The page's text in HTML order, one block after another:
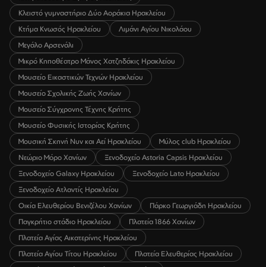
Κλειστό γυμναστήριο Δύο Αοράκια Ηρακλείου
Κτήμα Κνωσός Ηρακλείου
Λιμάνι Αγίου Νικολάου
Μεγάλο Αρσενάλι
Μικρό Κηποθέατρο Μάνος Χατζηδάκις Ηρακλείου
Μουσείο Εικαστικών Τεχνών Ηρακλείου
Μουσείο Σχολικής Ζωής Χανίων
Μουσείο Σύγχρονης Τέχνης Κρήτης
Μουσείο Φυσικής Ιστορίας Κρήτης
Μουσική Σκηνή Νυν και Αεί Ηρακλείου
Μύλος club Ηρακλείου
Νεώριο Μόρο Χανίων
Ξενοδοχείο Astoria Capsis Ηρακλείου
Ξενοδοχείο Galaxy Ηρακλείου
Ξενοδοχείο Lato Ηρακλείου
Ξενοδοχείο Ατλαντίς Ηρακλείου
Οικία Ελευθερίου Βενιζέλου Χανίων
Πάρκο Γεωργιάδη Ηρακλείου
Παγκρήτιο στάδιο Ηρακλείου
Πλατεία 1866 Χανίων
Πλατεία Αγίας Αικατερίνης Ηρακλείου
Πλατεία Αγίου Τίτου Ηρακλείου
Πλατεία Ελευθερίας Ηρακλείου